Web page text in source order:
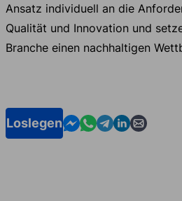
Ansatz individuell an die
Qualität und Innovation und
Branche einen nachhaltigen
LoslegenContact us in
Contact us in
Contact us in
Contact us in
Contact